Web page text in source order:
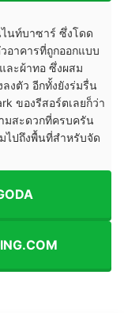
นท์บาซาร์ ซึ่งโดด
อาคารที่ถูกออกแบบ
ละผ้าทอ ซึ่งผสม
งตัว อีกทั้งยังร่มรื่น
ของรีสอร์ตเลยก็ว่า
มสะดวกที่ครบครัน
ไปถึงพื้นที่สำหรับจัด